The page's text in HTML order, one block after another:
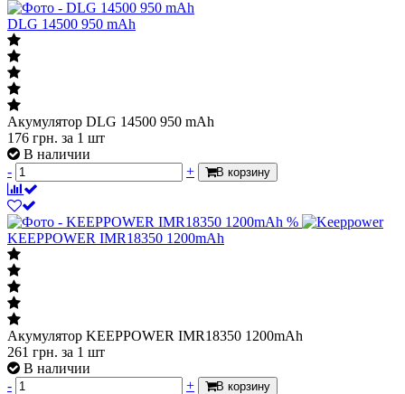
DLG 14500 950 mAh
Акумулятор DLG 14500 950 mAh
176 грн. за 1 шт
В наличии
-
+ В корзину
%
KEEPPOWER IMR18350 1200mAh
Акумулятор KEEPPOWER IMR18350 1200mAh
261 грн. за 1 шт
В наличии
-
+ В корзину